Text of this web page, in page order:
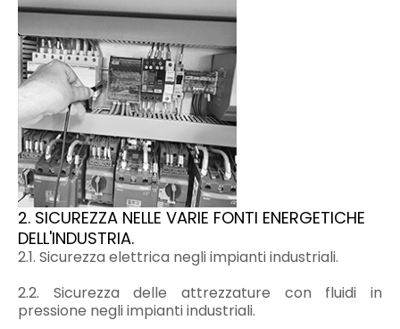
2. SICUREZZA NELLE VARIE FONTI ENERGETICHE
DELL'INDUSTRIA.
2.1. Sicurezza elettrica negli impianti industriali.
2.2. Sicurezza delle attrezzature con fluidi in
pressione negli impianti industriali.